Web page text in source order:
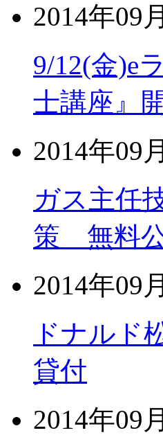
2014年09
9/12(金)e
士講座』
2014年09
ガス主任
策 無料公
2014年09
ドナルド
貸付
2014年09